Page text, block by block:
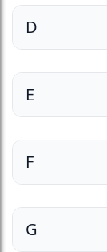
D
E
F
G